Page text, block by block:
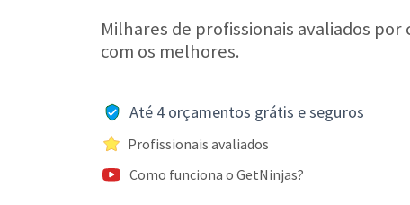
Milhares de profissionais avaliados
com os melhores.
Até 4 orçamentos grátis e seguros
Profissionais avaliados
Como funciona o GetNinjas?